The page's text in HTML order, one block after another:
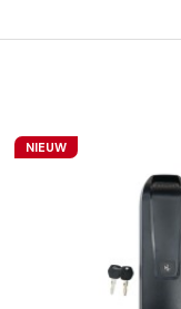
NIEUW